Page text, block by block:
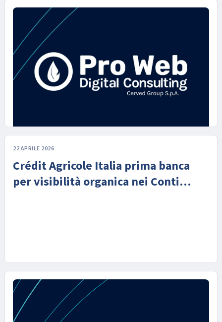
Pro Web Digital Consulting e
Semrush: partnership per
22 APRILE 2026
Crédit Agricole Italia prima banca
per visibilità organica nei Conti